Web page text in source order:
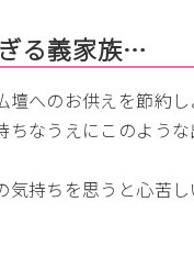
る義家族…
壇へのお供えを節約
ちなうえにこのよう
気持ちを思うと心苦